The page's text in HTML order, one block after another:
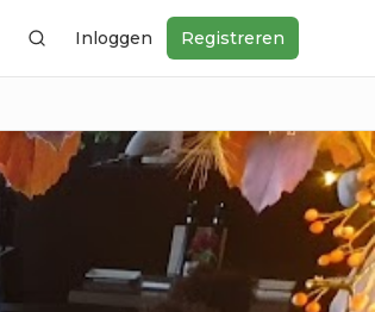
ZoekenInloggen Registreren